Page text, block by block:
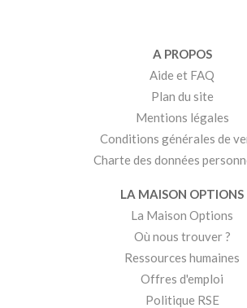
A PROPOS
Aide et FAQ
Plan du site
Mentions légales
Conditions générales de
Charte des données
LA MAISON OPTIONS
La Maison Options
Où nous trouver ?
Ressources humaines
Offres d'emploi
Politique RSE